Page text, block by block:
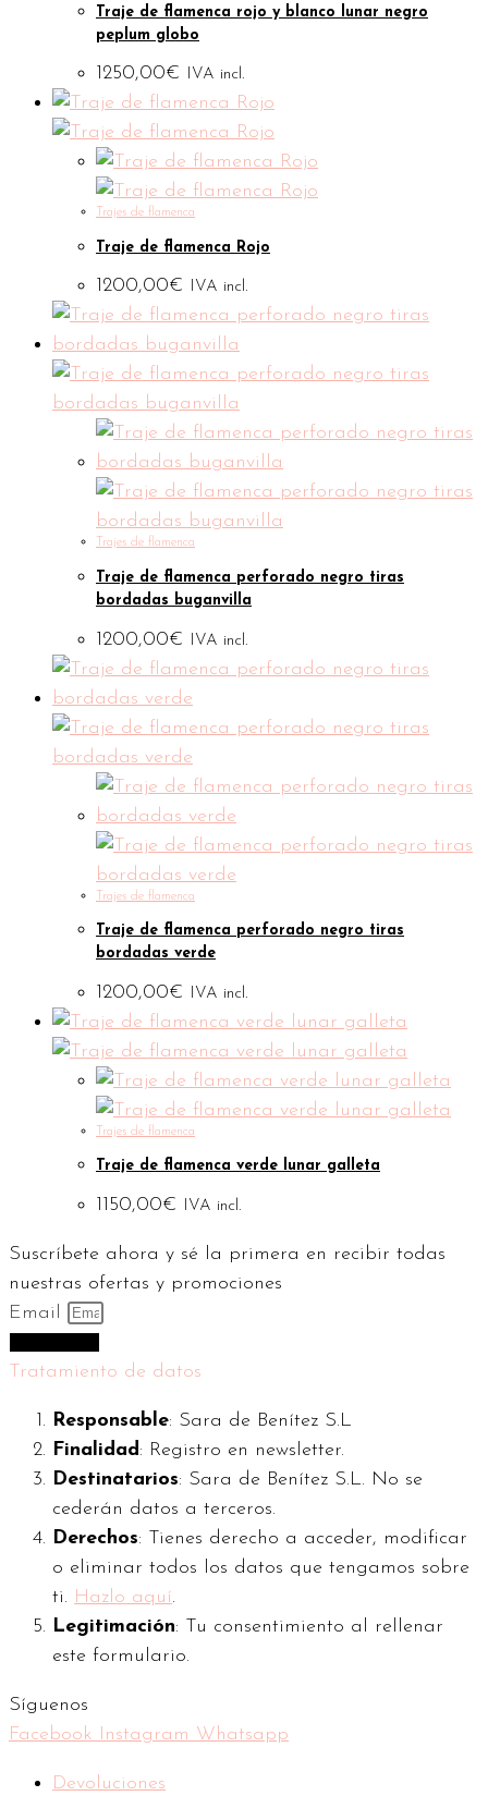
Traje de flamenca rojo y blanco lunar negro
peplum globo
1250,00€ IVA incl.
Trajes de flamenca
Traje de flamenca Rojo
1200,00€ IVA incl.
Trajes de flamenca
Traje de flamenca perforado negro tiras
bordadas buganvilla
1200,00€ IVA incl.
Trajes de flamenca
Traje de flamenca perforado negro tiras
bordadas verde
1200,00€ IVA incl.
Trajes de flamenca
Traje de flamenca verde lunar galleta
1150,00€ IVA incl.
Suscríbete ahora y sé la primera en recibir todas
nuestras ofertas y promociones
Email
Tratamiento de datos
Responsable: Sara de Benítez S.L
Finalidad: Registro en newsletter.
Destinatarios: Sara de Benítez S.L. No se
cederán datos a terceros.
Derechos: Tienes derecho a acceder, modificar
o eliminar todos los datos que tengamos sobre
ti. Hazlo aquí.
Legitimación: Tu consentimiento al rellenar
este formulario.
Síguenos
Facebook Instagram Whatsapp
Devoluciones